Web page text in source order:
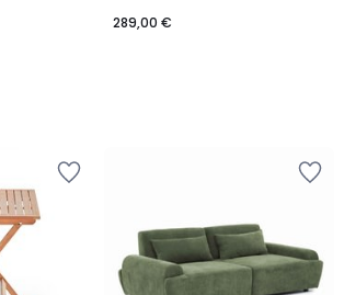
289,00 €